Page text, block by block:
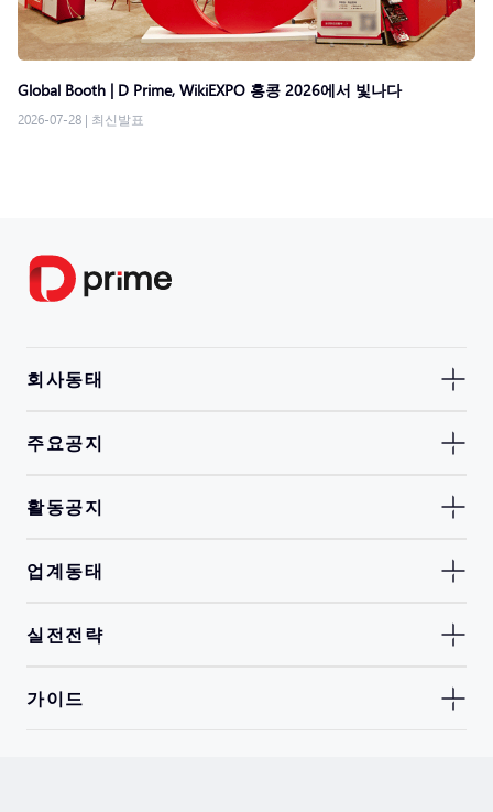
Global Booth | D Prime, WikiEXPO 홍콩 2026에서 빛나다
2026-07-28 | 최신발표
회사동태
주요공지
활동공지
업계동태
실전전략
가이드